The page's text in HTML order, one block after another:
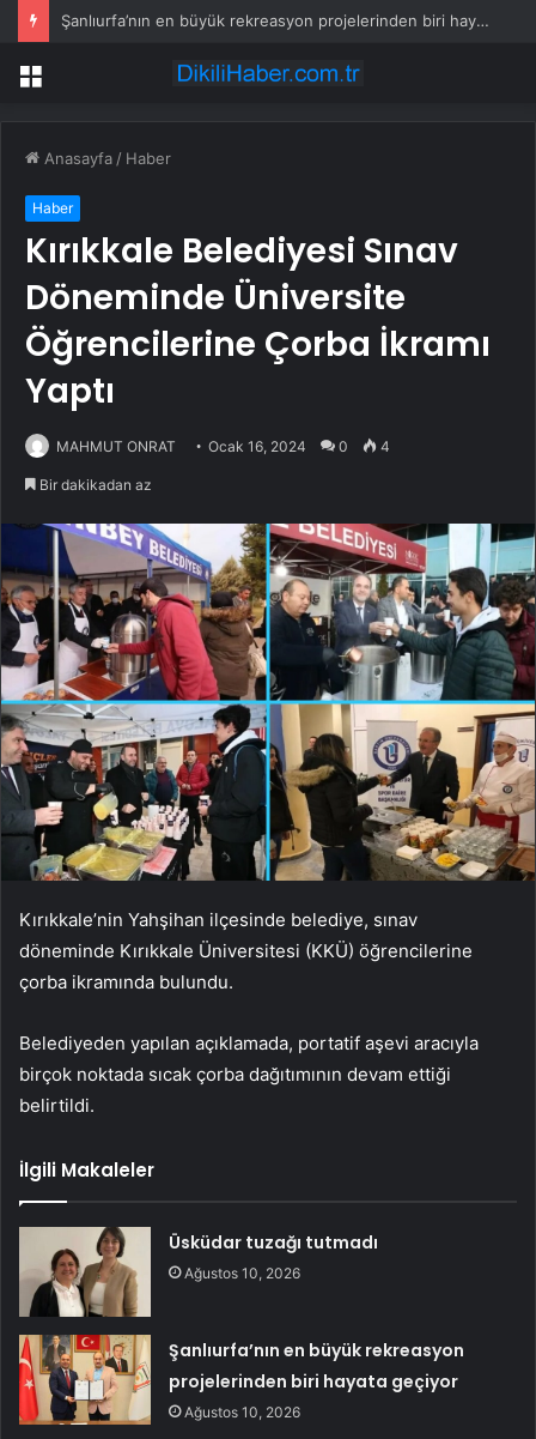
Şanlıurfa’nın en büyük rekreasyon projelerinden biri hayata geçiyor
Menü
Anasayfa / Haber
Haber
Kırıkkale Belediyesi Sınav
Döneminde Üniversite
Öğrencilerine Çorba İkramı
Yaptı
MAHMUT ONRAT Ocak 16, 2024 0 4
Bir dakikadan az
Kırıkkale’nin Yahşihan ilçesinde belediye, sınav
döneminde Kırıkkale Üniversitesi (KKÜ) öğrencilerine
çorba ikramında bulundu.
Belediyeden yapılan açıklamada, portatif aşevi aracıyla
birçok noktada sıcak çorba dağıtımının devam ettiği
belirtildi.
İlgili Makaleler
Üsküdar tuzağı tutmadı
Ağustos 10, 2026
Şanlıurfa’nın en büyük rekreasyon
projelerinden biri hayata geçiyor
Ağustos 10, 2026